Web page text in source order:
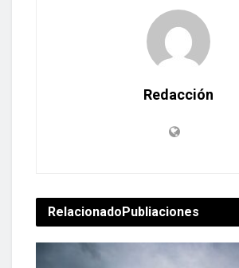
Redacción
RelacionadoPubliaciones